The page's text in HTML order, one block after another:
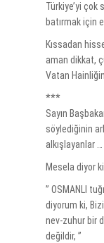
Türkiye’yi çok
batırmak için
Kıssadan
aman dikkat,
Vatan
***
Sayın
söylediğinin
alkışlayanlar …
Mesela diyor
” OSMANLI
diyorum ki,
nev-zuhur bir
değildir, ”